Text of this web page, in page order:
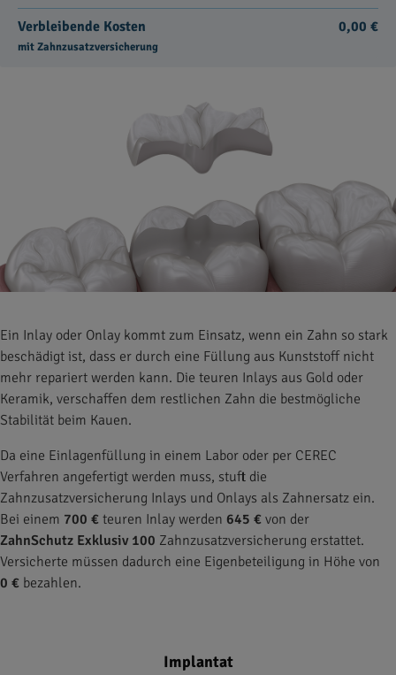
Verbleibende Kosten
mit Zahnzusatzversicherung
0,00 €
Ein Inlay oder Onlay kommt zum Einsatz, wenn ein Zahn so stark
beschädigt ist, dass er durch eine Füllung aus Kunststoff nicht
mehr repariert werden kann. Die teuren Inlays aus Gold oder
Keramik, verschaffen dem restlichen Zahn die bestmögliche
Stabilität beim Kauen.
Da eine Einlagenfüllung in einem Labor oder per CEREC
Verfahren angefertigt werden muss, stuft die
Zahnzusatzversicherung Inlays und Onlays als Zahnersatz ein.
Bei einem 700 € teuren Inlay werden 645 € von der
ZahnSchutz Exklusiv 100 Zahnzusatzversicherung erstattet.
Versicherte müssen dadurch eine Eigenbeteiligung in Höhe von
0 € bezahlen.
Implantat